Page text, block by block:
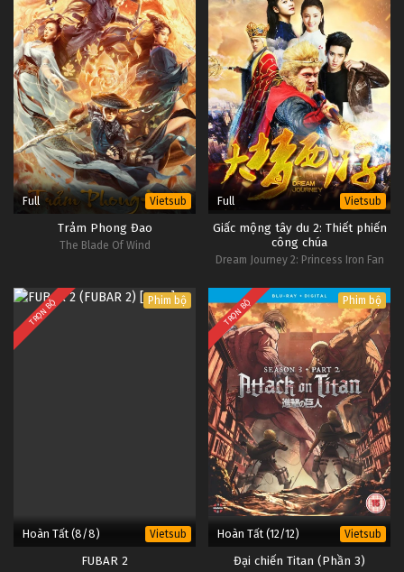
Full Vietsub
Trảm Phong Đao
The Blade Of Wind
Full Vietsub
Giấc mộng tây du 2: Thiết phiến
công chúa
Dream Journey 2: Princess Iron Fan
TRỌN BỘ Phim bộ
Hoàn Tất (8/8) Vietsub
FUBAR 2
TRỌN BỘ Phim bộ
Hoàn Tất (12/12) Vietsub
Đại chiến Titan (Phần 3)